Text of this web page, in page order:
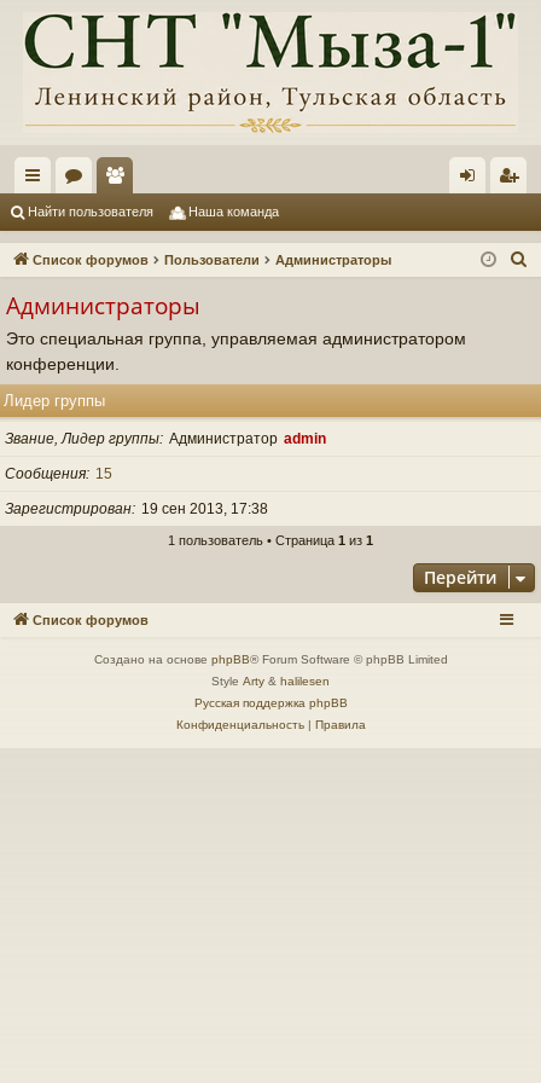
с
ы
и
ор
ум
ол
ьз
ат
д ис
Найти пользователя Наша команда
Список форумов Пользователи Администраторы
Администраторы
Это специальная группа, управляемая администратором
конференции.
Лидер группы
Звание, Лидер группы Администратор admin
Сообщения 15
Зарегистрирован 19 сен 2013, 17:38
1 пользователь • Страница 1 из 1
Перейти
Список форумов
Создано на основе phpBB® Forum Software © phpBB Limited
Style Arty & halilesen
Русская поддержка phpBB
Конфиденциальность| Правила